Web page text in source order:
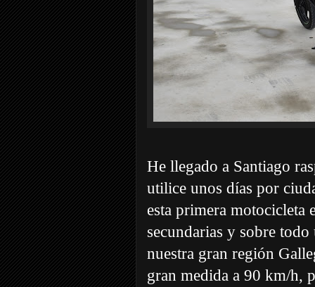
He llegado a Santiago
utilice unos días por
esta primera motocicleta
secundarias y sobre
nuestra gran región
gran medida a 90 km/h,